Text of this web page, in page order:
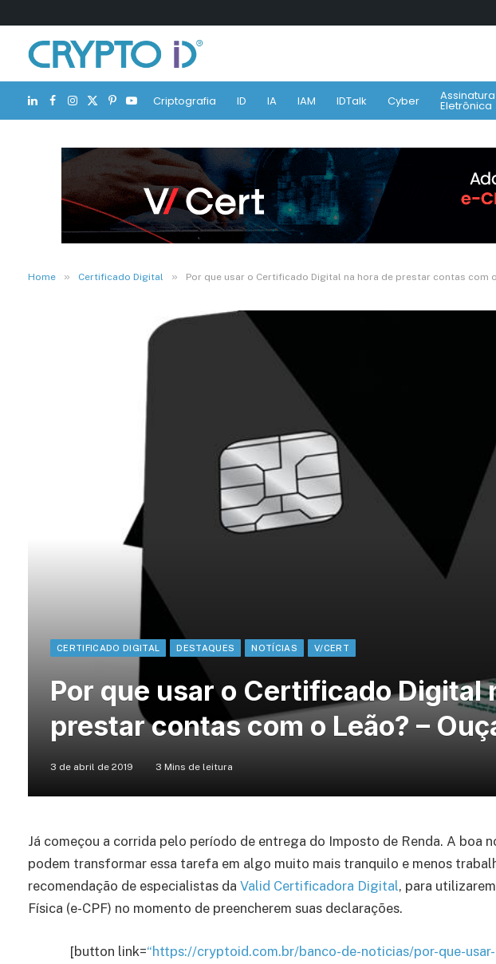
LinkedIn
Facebook
Instagram
X
(Twitter)
Pinterest
YouTubeCriptografia ID IA IAM IDTalk Cyber Assinatura
Eletrônica
Home » Certificado Digital » Por que usar o Certificado Digital na hora de prestar contas com o
CERTIFICADO DIGITAL DESTAQUES NOTÍCIAS V/CERT
Por que usar o Certificado Digital
prestar contas com o Leão? –
3 de abril de 2019 3 Mins de leitura
Já começou a corrida pelo período de entrega do Imposto de Renda. A boa
podem transformar essa tarefa em algo muito mais tranquilo e menos
recomendação de especialistas da Valid Certificadora Digital, para
Física (e-CPF) no momento de preencherem suas declarações.
[button link=“https://cryptoid.com.br/banco-de-noticias/por-que-